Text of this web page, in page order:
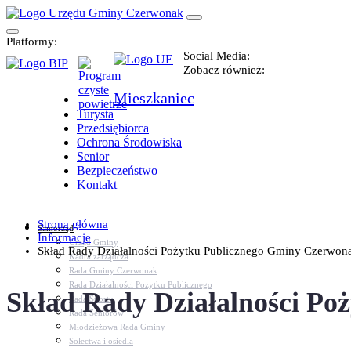
Platformy:
Social Media:
Zobacz również:
Mieszkaniec
Turysta
Przedsiębiorca
Ochrona Środowiska
Senior
Bezpieczeństwo
Kontakt
Samorząd
Urząd Gminy
Kadra zarządcza
Rada Gminy Czerwonak
Rada Działalności Pożytku Publicznego
Rada Sportu
Rada Seniorów
Młodzieżowa Rada Gminy
Sołectwa i osiedla
Strona główna
Informacje
Skład Rady Działalności Pożytku Publicznego Gminy
Skład Rady Działalności